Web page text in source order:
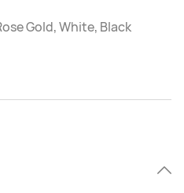
Gold, White, Black